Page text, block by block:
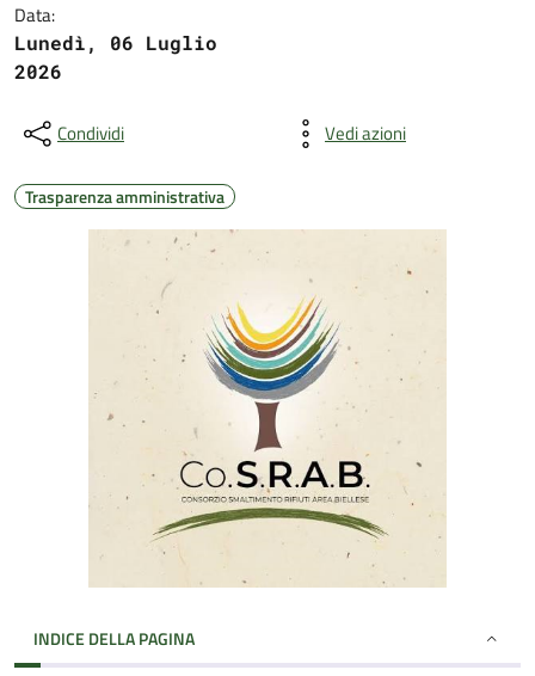
Data:
Lunedì, 06 Luglio
2026
Condividi Vedi azioni
Trasparenza amministrativa
INDICE DELLA PAGINA